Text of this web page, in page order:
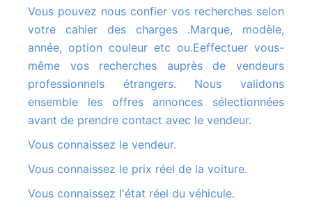
Vous pouvez nous confier vos recherches selon
votre cahier des charges .Marque, modèle,
année, option couleur etc ou.Eeffectuer vous-
même vos recherches auprès de vendeurs
professionnels étrangers. Nous validons
ensemble les offres annonces sélectionnées
avant de prendre contact avec le vendeur.
Vous connaissez le vendeur.
Vous connaissez le prix réel de la voiture.
Vous connaissez l'état réel du véhicule.